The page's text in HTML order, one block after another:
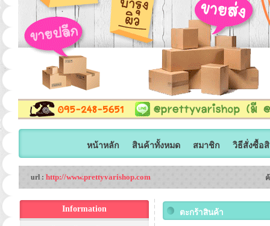
หน้าหลัก สินค้าทั้งหมด สมาชิก วิธีสั่งซื้อ
url : http://www.prettyvarishop.com
Information ตะกร้าสินค้า